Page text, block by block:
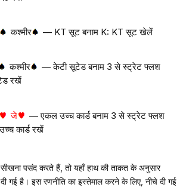
कश्मीर — KT सूट बनाम K: KT सूट खेलें
कश्मीर
— केटी सूटेड बनाम 3 से स्ट्रेट फ्लश
रखें
जे
— एकल उच्च कार्ड बनाम 3 से स्ट्रेट फ्लश
कार्ड रखें
पसंद करते हैं, तो यहाँ हाथ की ताकत के अनुसार
गई है। इस रणनीति का इस्तेमाल करने के लिए, नीचे दी गई